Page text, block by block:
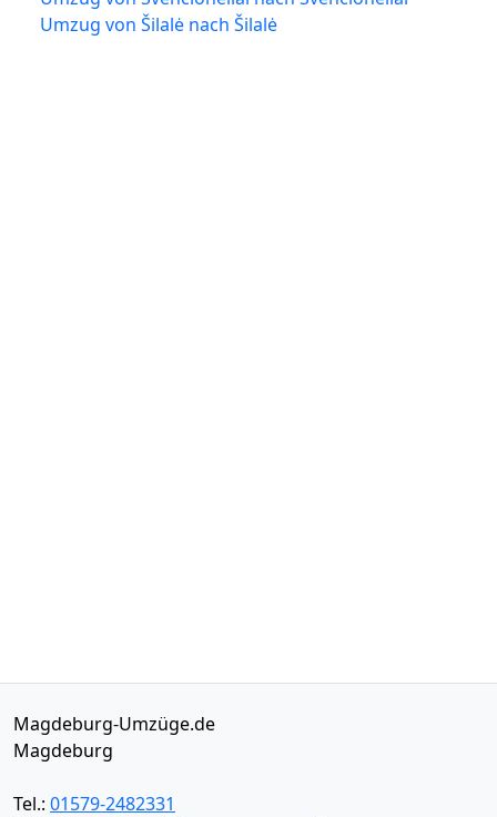
Umzug von Šilalė nach Šilalė
Magdeburg-Umzüge.de
Magdeburg
Tel.: 01579-2482331